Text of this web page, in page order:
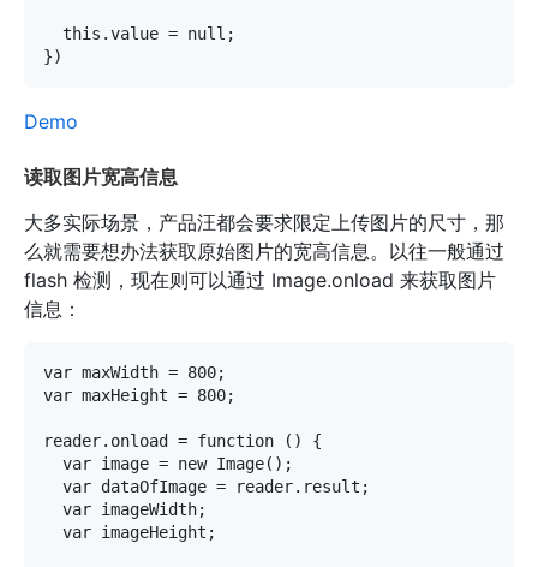
  this.value = null;
Demo
读取图片宽高信息
大多实际场景，产品汪都会要求限定上传图片的尺寸，那
么就需要想办法获取原始图片的宽高信息。以往一般通过
flash 检测，现在则可以通过 Image.onload 来获取图片
信息：
var maxWidth = 800;
var maxHeight = 800;
reader.onload = function () {
  var image = new Image();
  var dataOfImage = reader.result;
  var imageWidth;
  var imageHeight;